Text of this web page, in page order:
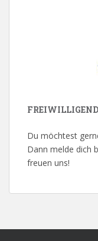
Du möchtest
Dann melde dich
freuen uns!